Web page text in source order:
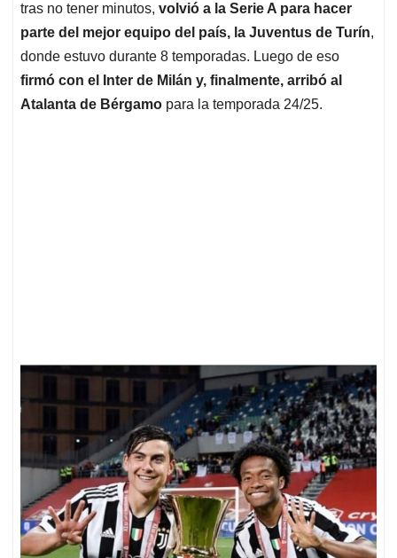
tras no tener minutos, volvió a la Serie A para hacer
parte del mejor equipo del país, la Juventus de Turín,
donde estuvo durante 8 temporadas. Luego de eso
firmó con el Inter de Milán y, finalmente, arribó al
Atalanta de Bérgamo para la temporada 24/25.